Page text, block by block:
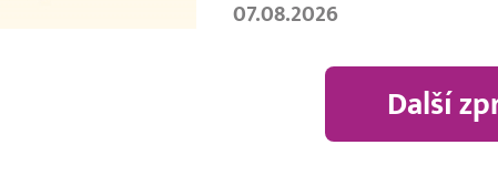
07.08.2026
Další